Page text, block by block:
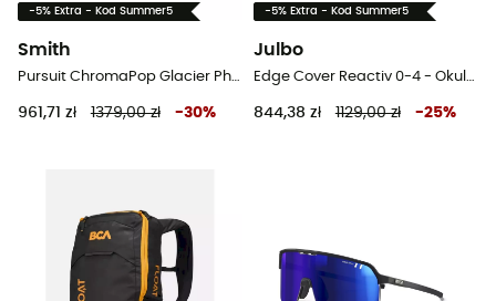
-5% Extra - Kod Summer5
Smith
Pursuit ChromaPop Glacier Photochromic - Okulary przeciwsłoneczne
961,71 zł 1379,00 zł -30%
-5% Extra - Kod Summer5
Julbo
Edge Cover Reactiv 0-4 - Okulary przeciwsłoneczne
844,38 zł 1129,00 zł -25%